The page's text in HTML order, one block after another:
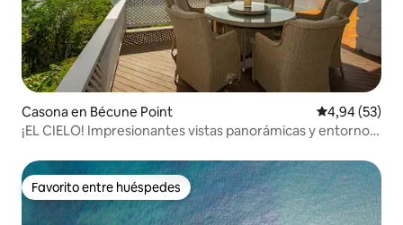
Casona en Bécune Point Calificación
4,94 (53)
¡EL CIELO! Impresionantes vistas panorámicas y entorno
Favorito entre huéspedes
Favorito entre huéspedes